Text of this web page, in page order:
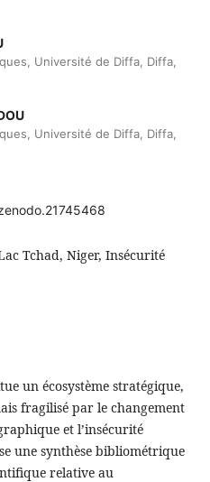
Université de Diffa, Diffa,
Université de Diffa, Diffa,
Tchad, Niger, Insécurité
un écosystème stratégique,
fragilisé par le changement
et l’insécurité
une synthèse bibliométrique
relative au